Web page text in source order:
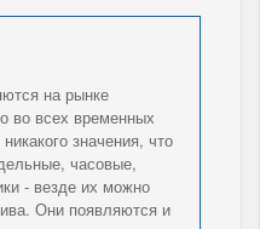
на рынке
во всех временных
значения, что
часовые,
- везде их можно
Они появляются и